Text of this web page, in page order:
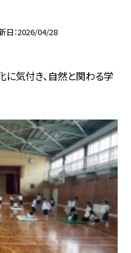
日 2026/04/28
気付き、自然と関わる学